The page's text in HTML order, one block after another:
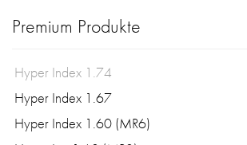
Premium Produkte
Hyper Index 1.74
Hyper Index 1.67
Hyper Index 1.60 (MR6)